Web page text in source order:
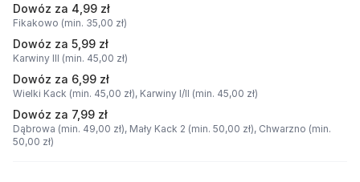
Dowóz za 4,99 zł
Fikakowo (min. 35,00 zł)
Dowóz za 5,99 zł
Karwiny III (min. 45,00 zł)
Dowóz za 6,99 zł
Wielki Kack (min. 45,00 zł), Karwiny I/II (min. 45,00 zł)
Dowóz za 7,99 zł
Dąbrowa (min. 49,00 zł), Mały Kack 2 (min. 50,00 zł), Chwarzno (min.
50,00 zł)